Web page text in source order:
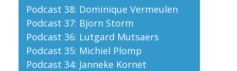
Podcast 38: Dominique Vermeulen
Podcast 37: Bjorn Storm
Podcast 36: Lutgard Mutsaers
Podcast 35: Michiel Plomp
Podcast 34: Janneke Kornet